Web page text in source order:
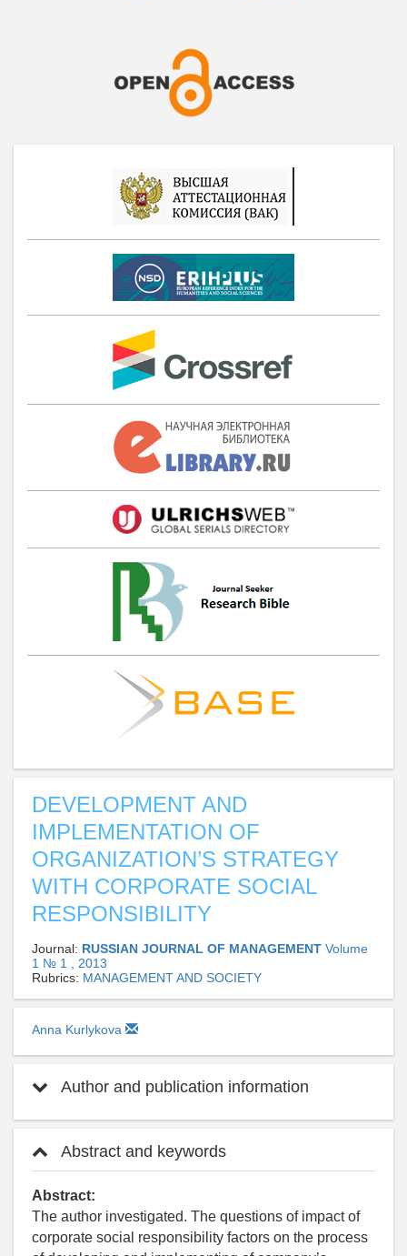
DEVELOPMENT AND
IMPLEMENTATION OF
ORGANIZATION’S STRATEGY
WITH CORPORATE SOCIAL
RESPONSIBILITY
Journal: RUSSIAN JOURNAL OF MANAGEMENT Volume
1 № 1 , 2013
Rubrics: MANAGEMENT AND SOCIETY
Anna Kurlykova
Author and publication information
Abstract and keywords
Abstract:
The author investigated. The questions of impact of
corporate social responsibility factors on the process